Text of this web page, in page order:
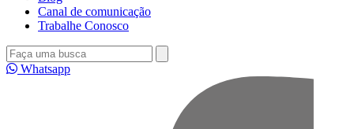
Canal de comunicação
Trabalhe Conosco
Whatsapp